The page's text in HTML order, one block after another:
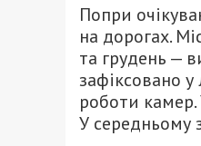
Попри
на дорогах.
та грудень —
зафіксовано
роботи камер.
У середньому